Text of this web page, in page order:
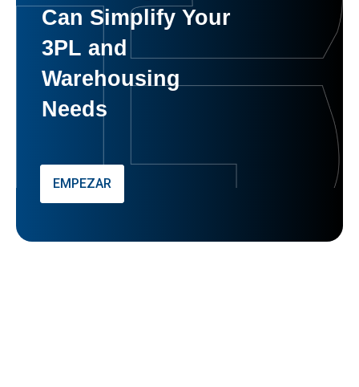
Can Simplify Your
3PL and
Warehousing
Needs
EMPEZAR